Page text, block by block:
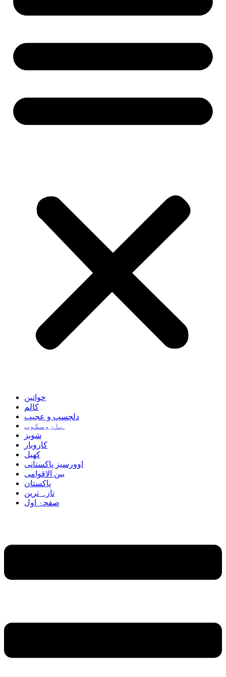
خواتین
کالم
دلچسپ و عجیب
ہاروسکوپ
شوبز
کاروبار
کھیل
اوورسیز پاکستانی
بین الاقوامی
پاکستان
تازہ ترین
صفحۂ اول